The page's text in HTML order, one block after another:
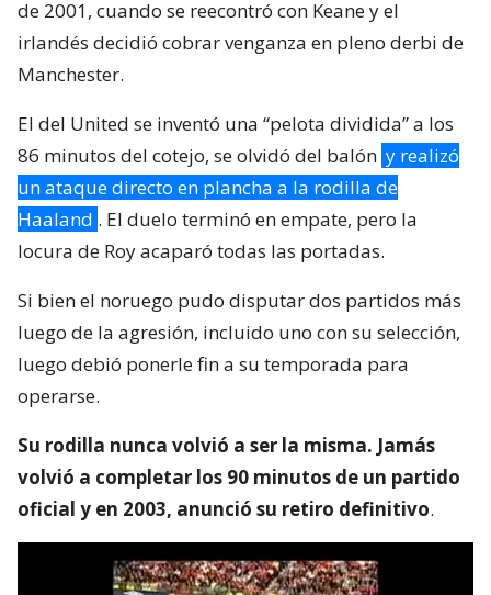
de 2001, cuando se reecontró con Keane y el
irlandés decidió cobrar venganza en pleno derbi de
Manchester.
El del United se inventó una “pelota dividida” a los
86 minutos del cotejo, se olvidó del balón y realizó
un ataque directo en plancha a la rodilla de
Haaland . El duelo terminó en empate, pero la
locura de Roy acaparó todas las portadas.
Si bien el noruego pudo disputar dos partidos más
luego de la agresión, incluido uno con su selección,
luego debió ponerle fin a su temporada para
operarse.
Su rodilla nunca volvió a ser la misma. Jamás
volvió a completar los 90 minutos de un partido
oficial y en 2003, anunció su retiro definitivo.